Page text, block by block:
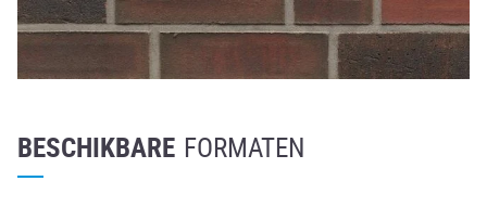
BESCHIKBARE FORMATEN